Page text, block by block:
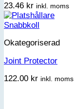
23.46 kr inkl. moms
Snabbkoll
Okategoriserad
Joint Protector
122.00 kr inkl. moms